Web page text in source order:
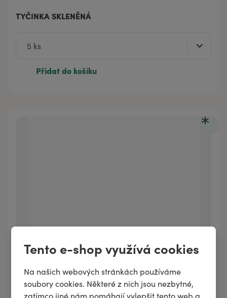
Tento e-shop využívá cookies
Na našich webových stránkách používáme
soubory cookies. Některé z nich jsou nezbytné,
zatímco jiné nám pomáhají vylepšit tento web a
TYČINKA SKLENĚNÁ
Přidat do košíku
KÁDINKA ŠIROKOHRDLÁ PLASTOVÁ